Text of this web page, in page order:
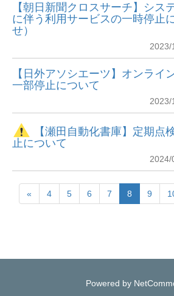
【朝日新聞クロスサーチ】シス
に伴う利用サービスの一時停止
せ）
2023/
【日外アソシエーツ】オンライ
一部停止について
2023/
【瀬田自動化書庫】定期点
止について
2024/
« 4 5 6 7 8 9
Powered by